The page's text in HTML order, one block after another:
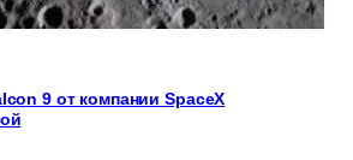
9 от компании SpaceX